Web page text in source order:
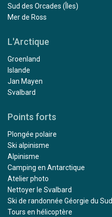
Sud des Orcades (Îles)
Mer de Ross
L'Arctique
Groenland
Islande
Jan Mayen
Svalbard
Points forts
Plongée polaire
Ski alpinisme
Alpinisme
Camping en Antarctique
Atelier photo
Nettoyer le Svalbard
Ski de randonnée Géorgie du Sud
Tours en hélicoptère